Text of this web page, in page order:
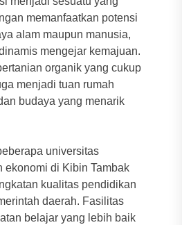
memanfaatkan potensi
alam maupun manusia,
mengejar kemajuan.
organik yang cukup
menjadi tuan rumah
budaya yang menarik
universitas
ekonomi di Kibin Tambak
kualitas pendidikan
daerah. Fasilitas
belajar yang lebih baik